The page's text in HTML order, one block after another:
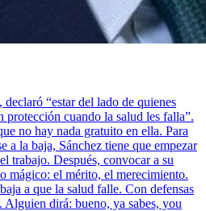
“estar del lado de quienes
protección cuando la salud les falla”.
no hay nada gratuito en ella. Para
a la baja, Sánchez tiene que empezar
trabajo. Después, convocar a su
mágico: el mérito, el merecimiento.
a que la salud falle. Con defensas
Alguien dirá: bueno, ya sabes, you